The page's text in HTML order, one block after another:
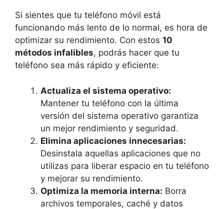
Si sientes que tu teléfono móvil está
funcionando más lento de lo normal, es hora de
optimizar su rendimiento. Con estos 10
métodos infalibles, podrás hacer que tu
teléfono sea más rápido y eficiente:
Actualiza el sistema operativo:
Mantener tu teléfono con la última
versión del sistema operativo garantiza
un mejor rendimiento y seguridad.
Elimina aplicaciones innecesarias:
Desinstala aquellas aplicaciones que no
utilizas para liberar espacio en tu teléfono
y mejorar su rendimiento.
Optimiza la memoria interna: Borra
archivos temporales, caché y datos